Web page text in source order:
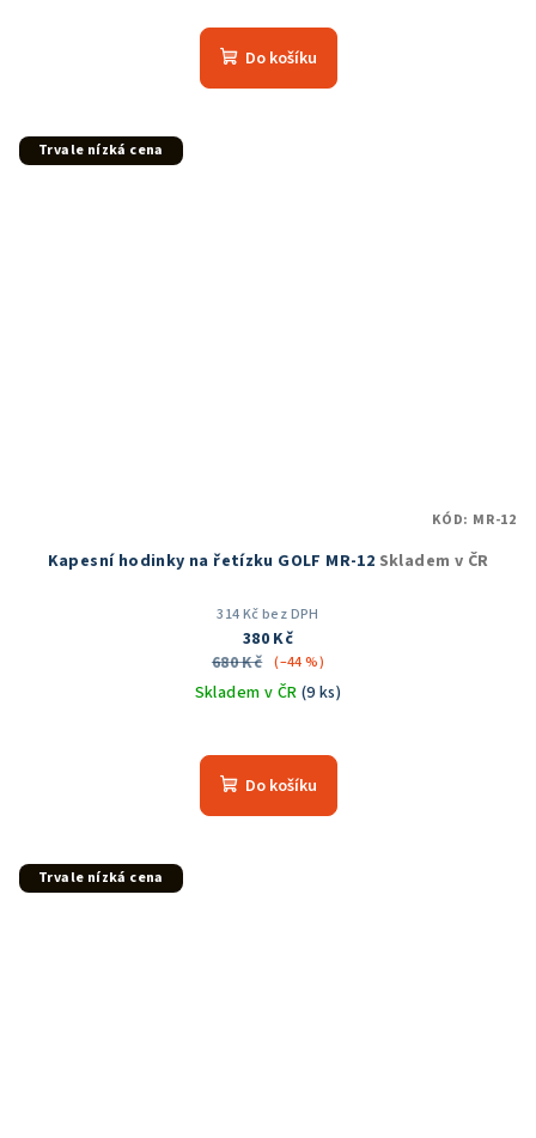
Do košíku
Trvale nízká cena
Kapesní hodinky na řetízku GOLF MR-12 Skladem v ČR
314 Kč bez DPH
380 Kč
680 Kč (–44 %)
Skladem v ČR (9 ks)
Do košíku
KÓD: MR-12
Trvale nízká cena